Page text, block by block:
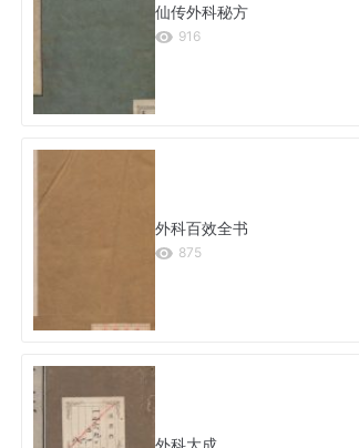
仙传外科秘方
916
外科百效全书
875
外科大成